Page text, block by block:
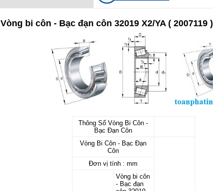
Vòng bi côn - Bạc đạn côn 32019 X2/YA ( 2007119 )
Thông Số Vòng Bi Côn -
Bạc Đạn Côn
Vòng Bi Côn - Bạc Đạn
Côn
Đơn vị tính : mm
Vòng bi côn
- Bạc đạn